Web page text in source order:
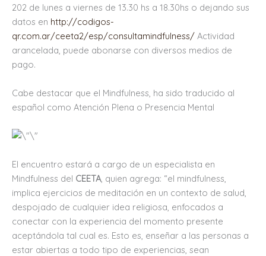
202 de lunes a viernes de 13.30 hs a 18.30hs o dejando sus
datos en http://codigos-
qr.com.ar/ceeta2/esp/consultamindfulness/ Actividad
arancelada, puede abonarse con diversos medios de
pago.
Cabe destacar que el Mindfulness, ha sido traducido al
español como Atención Plena o Presencia Mental
El encuentro estará a cargo de un especialista en
Mindfulness del CEETA, quien agrega: “el mindfulness,
implica ejercicios de meditación en un contexto de salud,
despojado de cualquier idea religiosa, enfocados a
conectar con la experiencia del momento presente
aceptándola tal cual es. Esto es, enseñar a las personas a
estar abiertas a todo tipo de experiencias, sean